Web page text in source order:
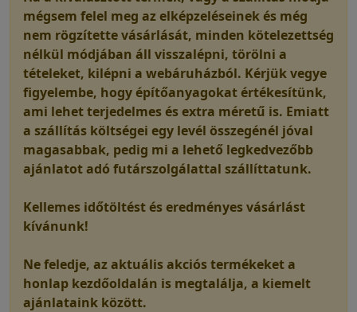
mégsem felel meg az elképzeléseinek és még
nem rögzítette vásárlását, minden kötelezettség
nélkül módjában áll visszalépni, törölni a
tételeket, kilépni a webáruházból. Kérjük vegye
figyelembe, hogy építőanyagokat értékesítünk,
ami lehet terjedelmes és extra méretű is. Emiatt
a szállítás költségei egy levél összegénél jóval
magasabbak, pedig mi a lehető legkedvezőbb
ajánlatot adó futárszolgálattal szállíttatunk.
Kellemes időtöltést és eredményes vásárlást
kívánunk!
Ne feledje, az aktuális akciós termékeket a
honlap kezdőoldalán is megtalálja, a kiemelt
ajánlataink között.